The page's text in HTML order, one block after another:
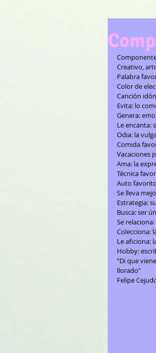
Creativo,
Palabra
Color de
Canción
Evita: lo
Genera:
Le encanta:
Odia: la
Comida
Vacaciones
Ama: la
Técnica
Auto
Se lleva
Estrategia:
Busca: ser
Se
Colecciona:
Le aficiona:
Hobby:
“Di que
llorado”
Felipe